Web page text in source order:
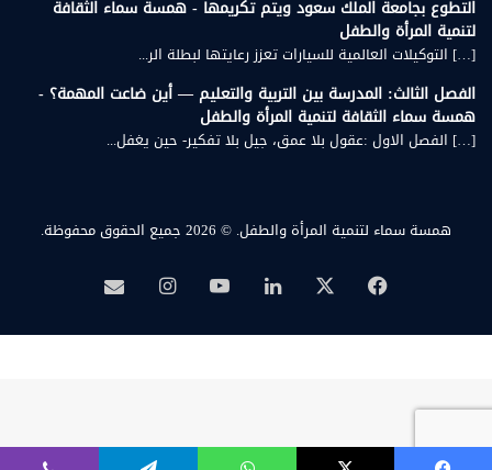
التطوع بجامعة الملك سعود ويتم تكريمها - همسة سماء الثقافة
لتنمية المرأة والطفل
[…] التوكيلات العالمية للسيارات تعزز رعايتها لبطلة الر...
الفصل الثالث: المدرسة بين التربية والتعليم — أين ضاعت المهمة؟ -
همسة سماء الثقافة لتنمية المرأة والطفل
[…] الفصل الاول :عقول بلا عمق، جيل بلا تفكير- حين يغفل...
همسة سماء لتنمية المرأة والطفل. © 2026 جميع الحقوق محفوظة.
فيسبوك لينكدإن‫YouTubeانستقرامبريد
همسة